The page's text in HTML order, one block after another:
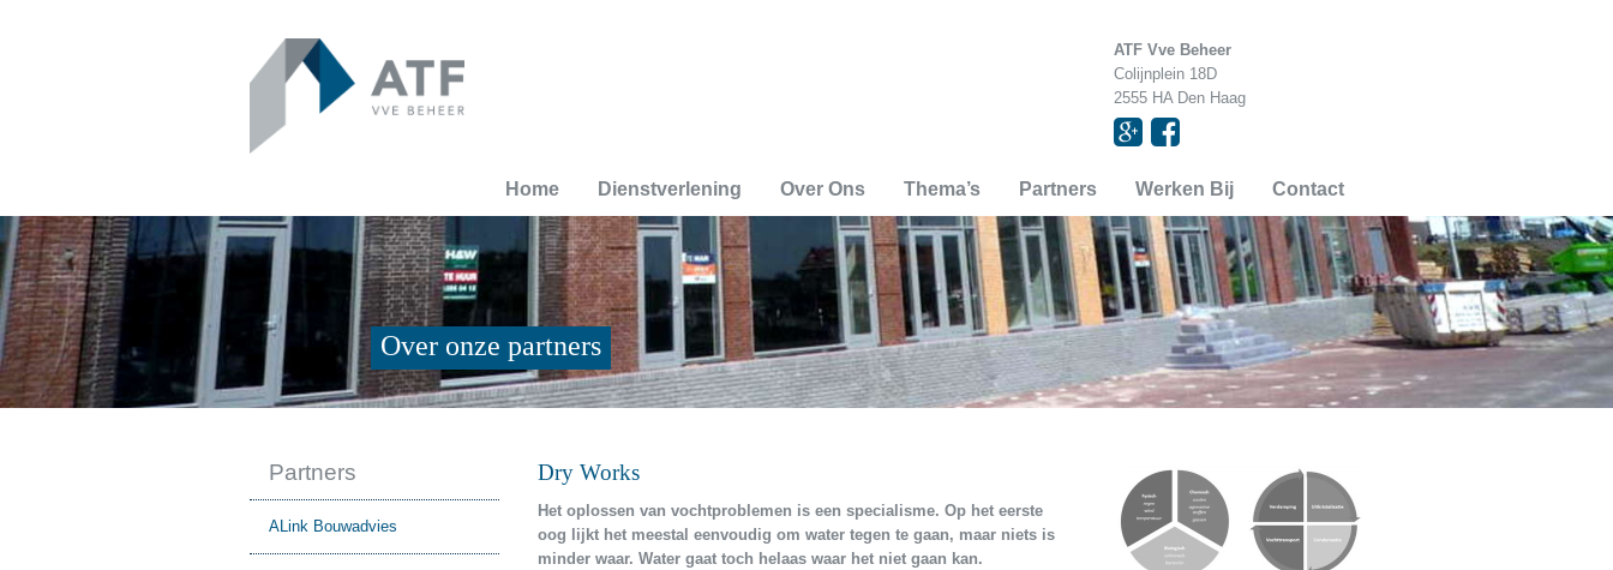
ATF Vve Beheer
Colijnplein 18D
2555 HA Den Haag
 
Home Dienstverlening Over Ons Thema’s Partners Werken Bij Contact
Over onze partners
Dry Works
Het oplossen van vochtproblemen is een specialisme. Op het eerste
oog lijkt het meestal eenvoudig om water tegen te gaan, maar niets is
minder waar. Water gaat toch helaas waar het niet gaan kan.
Partners
ALink Bouwadvies